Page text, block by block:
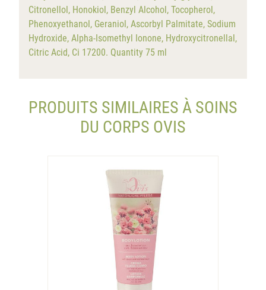
Citronellol, Honokiol, Benzyl Alcohol, Tocopherol,
Phenoxyethanol, Geraniol, Ascorbyl Palmitate, Sodium
Hydroxide, Alpha-Isomethyl Ionone, Hydroxycitronellal,
Citric Acid, Ci 17200. Quantity 75 ml
PRODUITS SIMILAIRES À SOINS
DU CORPS OVIS